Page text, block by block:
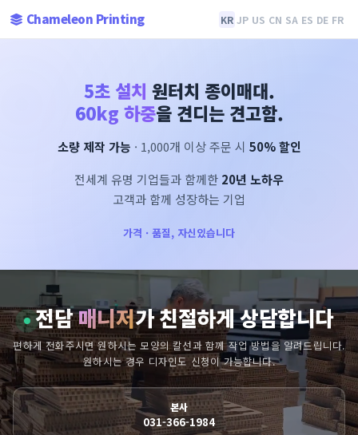
Chameleon Printing KR JP US CN SA ES DE FR
5초 설치 원터치 종이매대.
60kg 하중을 견디는 견고함.
소량 제작 가능 · 1,000개 이상 주문 시 50% 할인
전세계 유명 기업들과 함께한 20년 노하우
고객과 함께 성장하는 기업
가격 · 품질, 자신있습니다
전담매니저가 친절하게 상담합니다
편하게 전화주시면 원하시는 모양의 칼선과 함께 작업 방법을 알려드립니다.
원하시는 경우 디자인도 신청이 가능합니다.
본사
031-366-1984